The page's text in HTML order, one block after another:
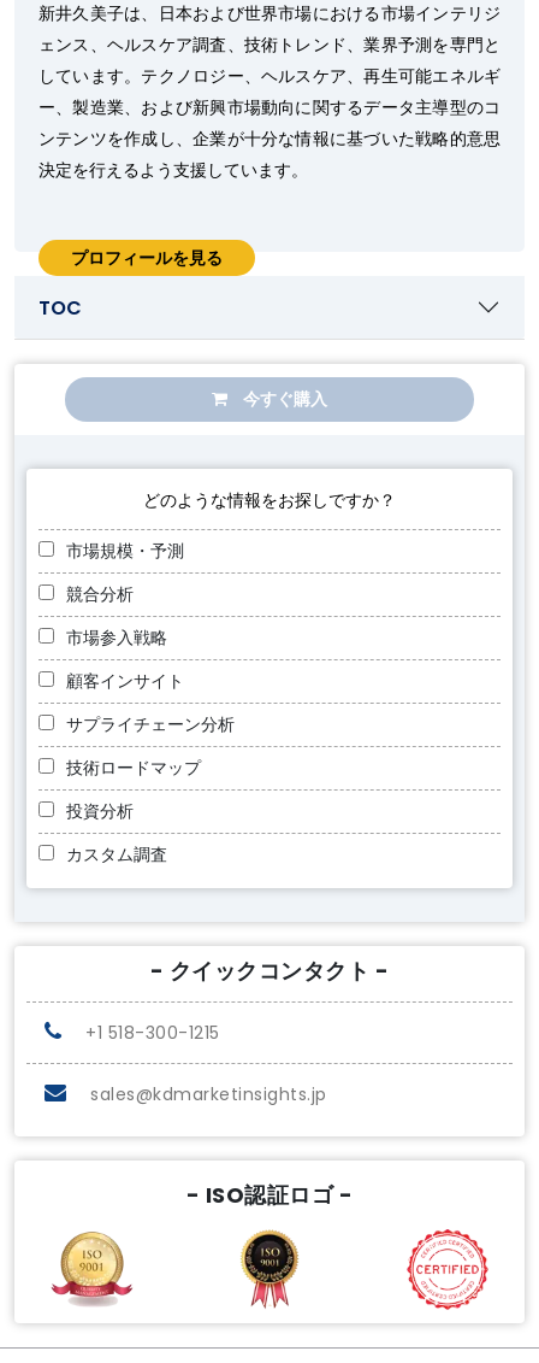
新井久美子は、日本および世界市場における市場インテリジ
ェンス、ヘルスケア調査、技術トレンド、業界予測を専門と
しています。テクノロジー、ヘルスケア、再生可能エネルギ
ー、製造業、および新興市場動向に関するデータ主導型のコ
ンテンツを作成し、企業が十分な情報に基づいた戦略的意思
決定を行えるよう支援しています。
プロフィールを見る
TOC
今すぐ購入
どのような情報をお探しですか？
市場規模・予測
競合分析
市場参入戦略
顧客インサイト
サプライチェーン分析
技術ロードマップ
投資分析
カスタム調査
- クイックコンタクト -
+1 518-300-1215
sales@kdmarketinsights.jp
- ISO認証ロゴ -